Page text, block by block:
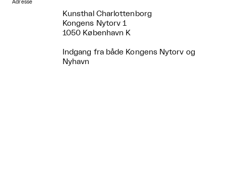
Adresse
Kunsthal Charlottenborg
Kongens Nytorv 1
1050 København K
Indgang fra både Kongens Nytorv og
Nyhavn